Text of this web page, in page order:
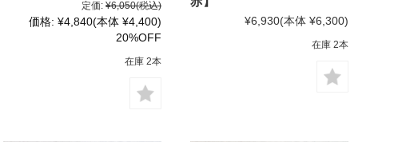
定価: ¥6,050(税込)
価格: ¥4,840(本体 ¥4,400)
20%OFF
在庫 2本
¥6,930(本体 ¥6,300)
在庫 2本